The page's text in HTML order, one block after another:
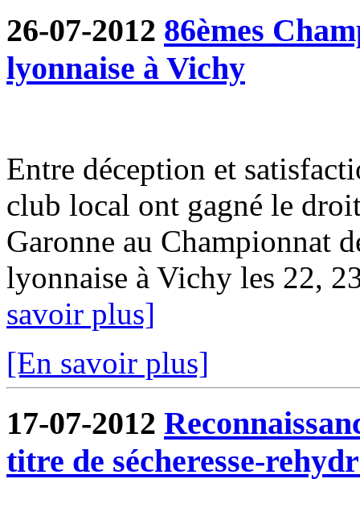
26-07-2012 86èmes
lyonnaise à Vichy
Entre déception et
club local ont gagné le
Garonne au Championnat
lyonnaise à Vichy les 22,
savoir plus]
[En savoir plus]
17-07-2012
titre de sécheresse-